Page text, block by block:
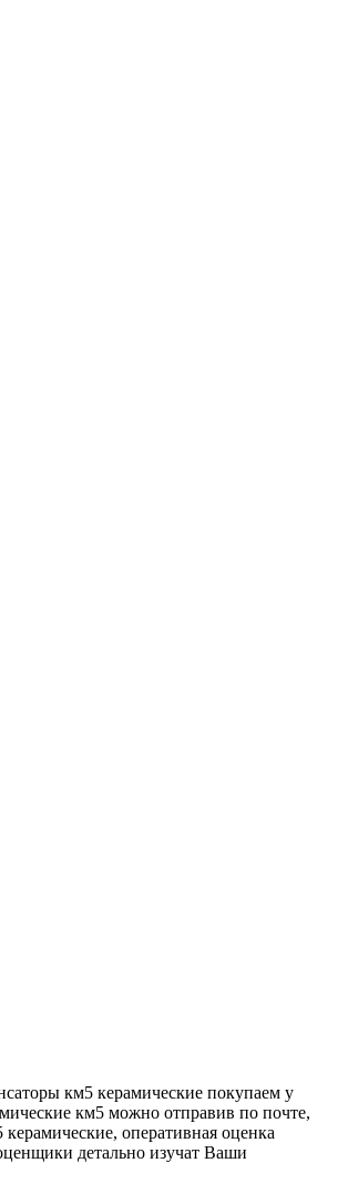
км5 керамические покупаем у
км5 можно отправив по почте,
оперативная оценка
детально изучат Ваши